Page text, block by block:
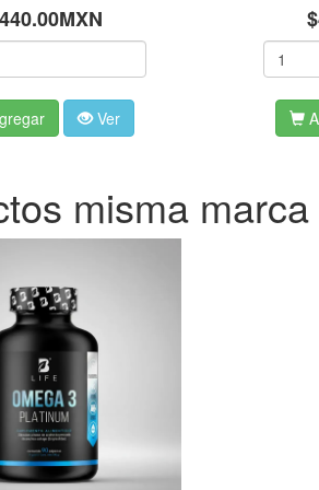
Ver
misma marca